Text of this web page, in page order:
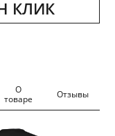
КЛИК
О
товаре
Отзывы